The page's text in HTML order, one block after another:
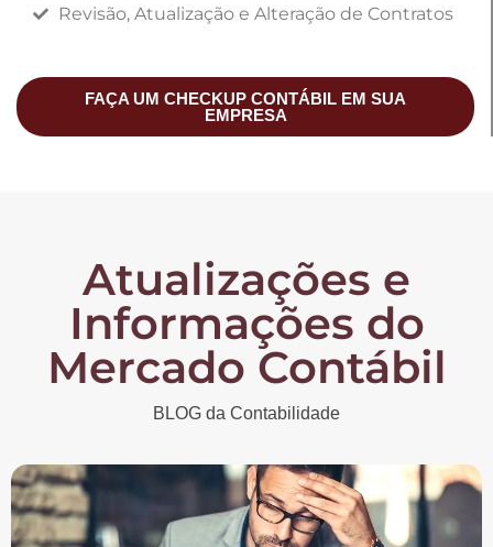
Revisão, Atualização e Alteração de Contratos
FAÇA UM CHECKUP CONTÁBIL EM SUA
EMPRESA
Atualizações e
Informações do
Mercado Contábil
BLOG da Contabilidade